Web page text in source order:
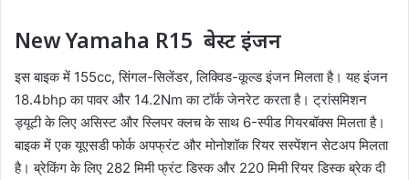
New Yamaha R15 बेस्ट इंजन
इस बाइक में 155cc, सिंगल-सिलेंडर, लिक्विड-कूल्ड इंजन मिलता है। यह इंजन
18.4bhp का पावर और 14.2Nm का टॉर्क जेनरेट करता है। ट्रांसमिशन
ड्यूटी के लिए असिस्ट और स्लिपर क्लच के साथ 6-स्पीड गियरबॉक्स मिलता है।
बाइक में एक यूएसडी फोर्क अपफ्रंट और मोनोशॉक रियर सस्पेंशन सेटअप मिलता
है। ब्रेकिंग के लिए 282 मिमी फ्रंट डिस्क और 220 मिमी रियर डिस्क ब्रेक दी